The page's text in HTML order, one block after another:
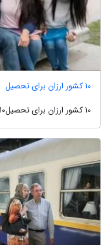
10 کشور ارزان برای تحصیل
10 کشور ارزان برای تحصیل10 کشور ارزان برای تحصیل: